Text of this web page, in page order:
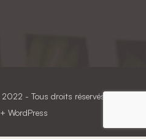
2022 - Tous droits réservés
+ WordPress